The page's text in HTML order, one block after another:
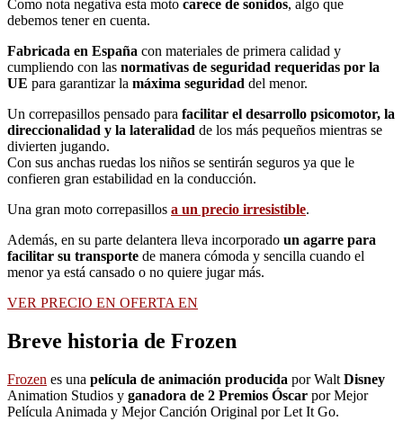
Como nota negativa esta moto carece de sonidos, algo que
debemos tener en cuenta.
Fabricada en España con materiales de primera calidad y
cumpliendo con las normativas de seguridad requeridas por la
UE para garantizar la máxima seguridad del menor.
Un correpasillos pensado para facilitar el desarrollo psicomotor, la
direccionalidad y la lateralidad de los más pequeños mientras se
divierten jugando.
Con sus anchas ruedas los niños se sentirán seguros ya que le
confieren gran estabilidad en la conducción.
Una gran moto correpasillos a un precio irresistible.
Además, en su parte delantera lleva incorporado un agarre para
facilitar su transporte de manera cómoda y sencilla cuando el
menor ya está cansado o no quiere jugar más.
VER PRECIO EN OFERTA EN
Breve historia de Frozen
Frozen es una película de animación producida por Walt Disney
Animation Studios y ganadora de 2 Premios Óscar por Mejor
Película Animada y Mejor Canción Original por Let It Go.